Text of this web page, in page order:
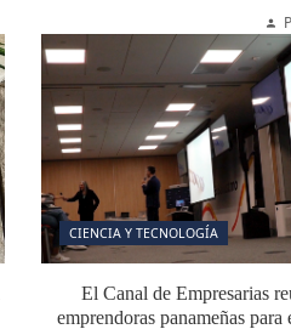
CIENCIA Y TECNOLOGÍA
El Canal de Empresarias
emprendoras panameñas para